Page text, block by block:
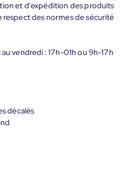
et d'expédition des produits
respect des normes de sécurité
vendredi : 17h-01h ou 9h-17h
décalés